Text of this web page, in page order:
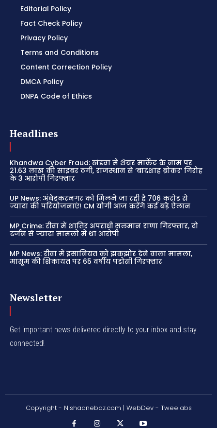
Editorial Policy
Fact Check Policy
Privacy Policy
Terms and Conditions
Content Correction Policy
DMCA Policy
DNPA Code of Ethics
Headlines
Khandwa Cyber Fraud: खंडवा में शेयर मार्केट के नाम पर
21.63 लाख की साइबर ठगी, राजस्थान से ‘बादशाह ब्रोकर’ गिरोह
के 3 आरोपी गिरफ्तार
UP News: अंबेडकरनगर को मिलने जा रही है 706 करोड़ से
ज्यादा की परियोजनाएं! CM योगी आज करेंगे कई बड़े ऐलान
MP Crime: रीवा में शातिर अपराधी सलमान राणा गिरफ्तार, दो
दर्जन से ज्यादा मामलों में था आरोपी
MP News: रीवा में इंसानियत को झकझोर देने वाला मामला,
मासूम की शिकायत पर 65 वर्षीय पड़ोसी गिरफ्तार
Newsletter
Get important news delivered directly to your inbox and stay
connected!
Copyright - Nishaanebaz.com | WebDev - Tweelabs